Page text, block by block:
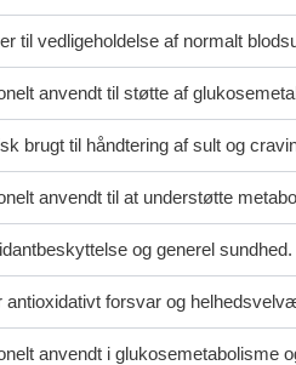
til vedligeholdelse af normalt
anvendt til støtte af
brugt til håndtering af sult og
anvendt til at understøtte
og generel sundhed.
antioxidativt forsvar og
anvendt i glukosemetabolisme